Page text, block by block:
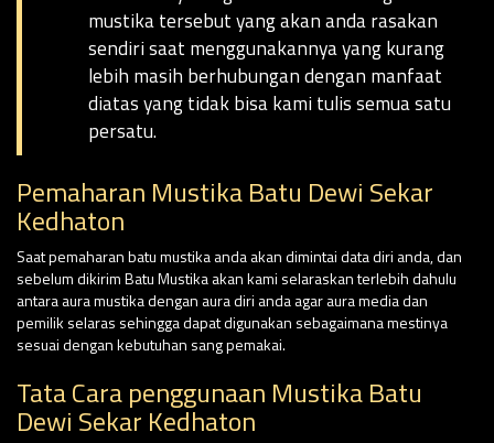
mustika tersebut yang akan anda rasakan
sendiri saat menggunakannya yang kurang
lebih masih berhubungan dengan manfaat
diatas yang tidak bisa kami tulis semua satu
persatu.
Pemaharan Mustika Batu Dewi Sekar
Kedhaton
Saat pemaharan batu mustika anda akan dimintai data diri anda, dan
sebelum dikirim Batu Mustika akan kami selaraskan terlebih dahulu
antara aura mustika dengan aura diri anda agar aura media dan
pemilik selaras sehingga dapat digunakan sebagaimana mestinya
sesuai dengan kebutuhan sang pemakai.
Tata Cara penggunaan Mustika Batu
Dewi Sekar Kedhaton